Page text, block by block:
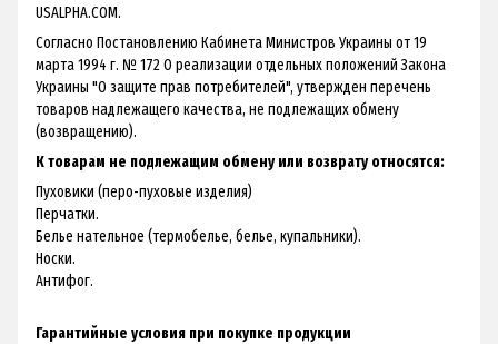
USALPHA.COM.
Согласно Постановлению Кабинета Министров Украины от 19
марта 1994 г. № 172 О реализации отдельных положений Закона
Украины "О защите прав потребителей", утвержден перечень
товаров надлежащего качества, не подлежащих обмену
(возвращению).
К товарам не подлежащим обмену или возврату относятся:
Пуховики (перо-пуховые изделия)
Перчатки.
Белье нательное (термобелье, белье, купальники).
Носки.
Антифог.
Гарантийные условия при покупке продукции